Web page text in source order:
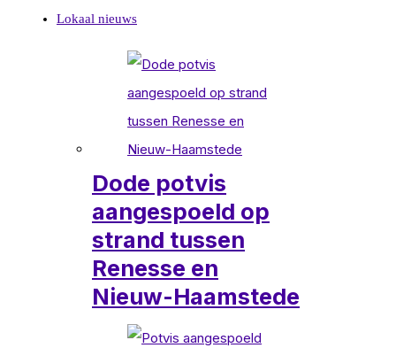
Lokaal nieuws
Dode potvis
aangespoeld op
strand tussen
Renesse en
Nieuw-Haamstede